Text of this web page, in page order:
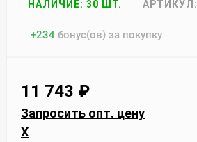
НАЛИЧИЕ: 30 ШТ. АРТИКУЛ:
+234 бонус(ов) за покупку
11 743 ₽
Запросить опт. цену
X